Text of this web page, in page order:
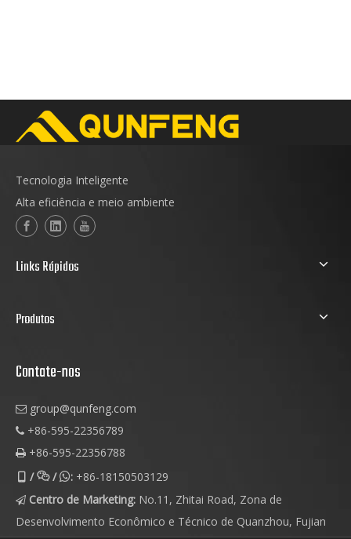
Tecnologia Inteligente
Alta eficiência e meio ambiente
Links Rápidos
Produtos
Contate-nos
 group@qunfeng.com
 +86-595-22356789
 +86-595-22356788
//: +86-18150503129
 Centro de Marketing: No.11, Zhitai Road, Zona de
Desenvolvimento Econômico e Técnico de Quanzhou, Fujian